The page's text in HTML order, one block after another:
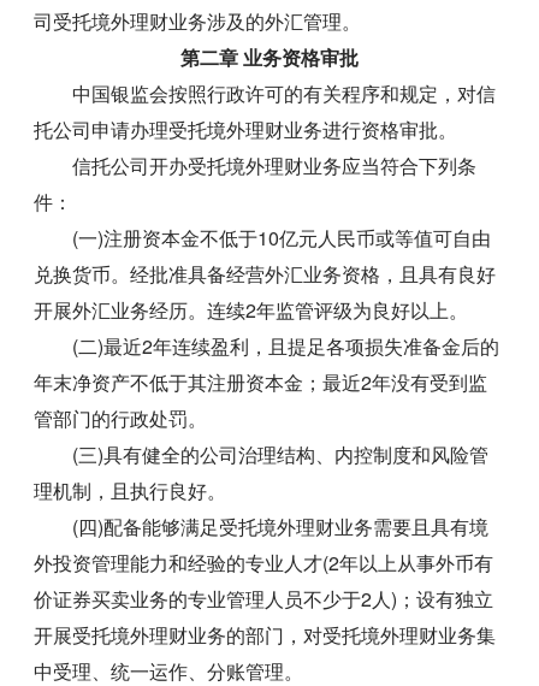
司受托境外理财业务涉及的外汇管理。
第二章 业务资格审批
中国银监会按照行政许可的有关程序和规定，对信
托公司申请办理受托境外理财业务进行资格审批。
信托公司开办受托境外理财业务应当符合下列条
件：
(一)注册资本金不低于10亿元人民币或等值可自由
兑换货币。经批准具备经营外汇业务资格，且具有良好
开展外汇业务经历。连续2年监管评级为良好以上。
(二)最近2年连续盈利，且提足各项损失准备金后的
年末净资产不低于其注册资本金；最近2年没有受到监
管部门的行政处罚。
(三)具有健全的公司治理结构、内控制度和风险管
理机制，且执行良好。
(四)配备能够满足受托境外理财业务需要且具有境
外投资管理能力和经验的专业人才(2年以上从事外币有
价证券买卖业务的专业管理人员不少于2人)；设有独立
开展受托境外理财业务的部门，对受托境外理财业务集
中受理、统一运作、分账管理。